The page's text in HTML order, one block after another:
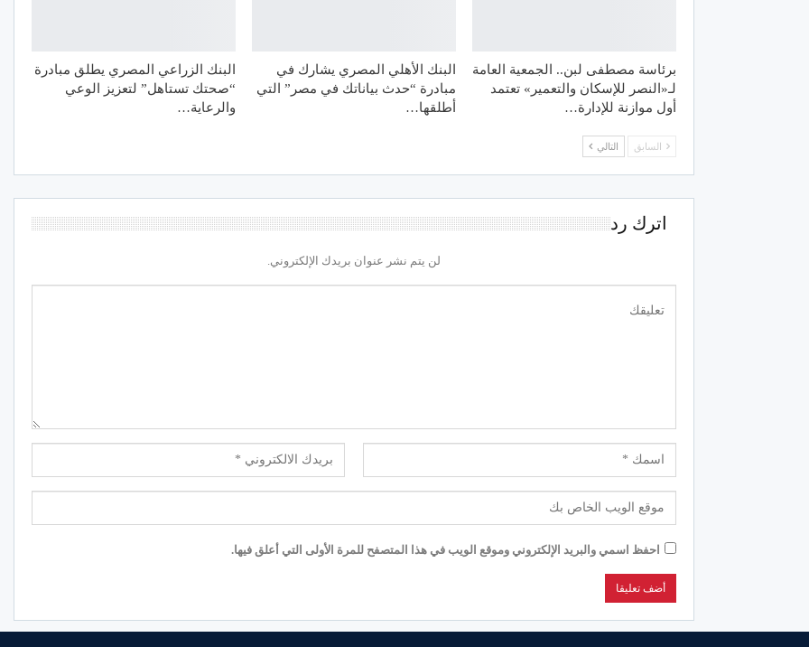
برئاسة مصطفى لبن.. الجمعية العامة
لـ«النصر للإسكان والتعمير» تعتمد
أول موازنة للإدارة…
البنك الأهلي المصري يشارك في
مبادرة “حدث بياناتك في مصر” التي
أطلقها…
البنك الزراعي المصري يطلق مبادرة
“صحتك تستاهل” لتعزيز الوعي
والرعاية…
السابق التالي
اترك رد
لن يتم نشر عنوان بريدك الإلكتروني.
احفظ اسمي والبريد الإلكتروني وموقع الويب في هذا المتصفح للمرة الأولى التي أعلق فيها.